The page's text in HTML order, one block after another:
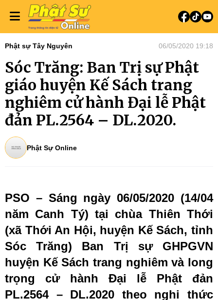
Phật sự Tây Nguyên 06/05/2020 19:18
Sóc Trăng: Ban Trị sự Phật
giáo huyện Kế Sách trang
nghiêm cử hành Đại lễ Phật
đản PL.2564 – DL.2020.
Phật Sự Online
PSO – Sáng ngày 06/05/2020 (14/04
năm Canh Tý) tại chùa Thiên Thới
(xã Thới An Hội, huyện Kế Sách, tỉnh
Sóc Trăng) Ban Trị sự GHPGVN
huyện Kế Sách trang nghiêm và long
trọng cử hành Đại lễ Phật đản
PL.2564 – DL.2020 theo nghi thức